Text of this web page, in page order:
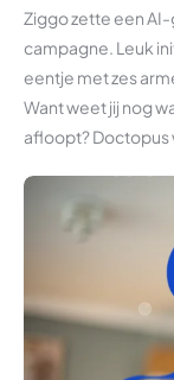
Ziggo zette een
campagne. Leuk
eentje met zes
Want weet jij nog
afloopt? Doctopus